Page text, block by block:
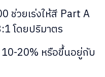
ช่วยเร่งให้สี Part A
โดยปริมาตร
20% หรือขึ้นอยู่กับ